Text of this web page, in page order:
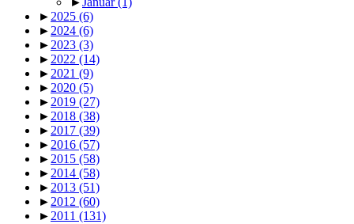
► 2025 (6)
► 2024 (6)
► 2023 (3)
► 2022 (14)
► 2021 (9)
► 2020 (5)
► 2019 (27)
► 2018 (38)
► 2017 (39)
► 2016 (57)
► 2015 (58)
► 2014 (58)
► 2013 (51)
► 2012 (60)
► 2011 (131)